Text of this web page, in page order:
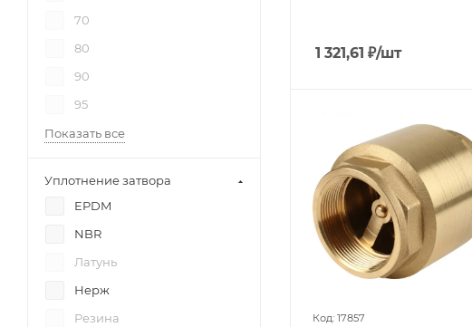
1 321,61 ₽/шт
Код: 17857
70
80
90
95
Показать все
Уплотнение затвора
EPDM
NBR
Латунь
Нерж
Резина